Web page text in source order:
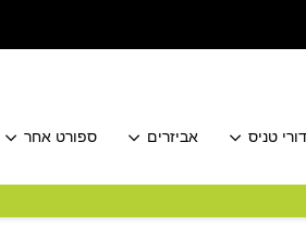
טניס אביזרים ספורט אחר